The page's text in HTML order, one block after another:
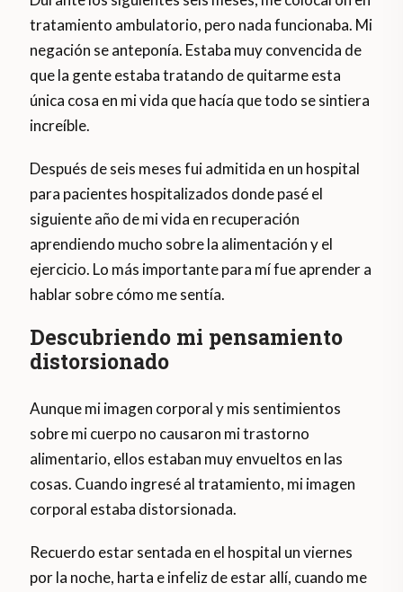
tratamiento ambulatorio, pero nada funcionaba. Mi
negación se anteponía. Estaba muy convencida de
que la gente estaba tratando de quitarme esta
única cosa en mi vida que hacía que todo se sintiera
increíble.
Después de seis meses fui admitida en un hospital
para pacientes hospitalizados donde pasé el
siguiente año de mi vida en recuperación
aprendiendo mucho sobre la alimentación y el
ejercicio. Lo más importante para mí fue aprender a
hablar sobre cómo me sentía.
Descubriendo mi pensamiento
distorsionado
Aunque mi imagen corporal y mis sentimientos
sobre mi cuerpo no causaron mi trastorno
alimentario, ellos estaban muy envueltos en las
cosas. Cuando ingresé al tratamiento, mi imagen
corporal estaba distorsionada.
Recuerdo estar sentada en el hospital un viernes
por la noche, harta e infeliz de estar allí, cuando me